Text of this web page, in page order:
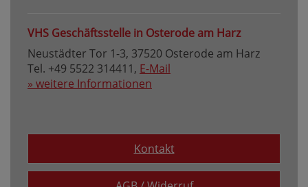
VHS Geschäftsstelle in Osterode am Harz
Neustädter Tor 1-3, 37520 Osterode am Harz
Tel. +49 5522 314411, E-Mail
» weitere Informationen
Kontakt